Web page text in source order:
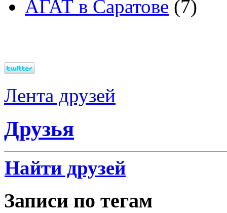
АГАТ в Саратове (7)
Лента друзей
Друзья
Найти друзей
Записи по тегам